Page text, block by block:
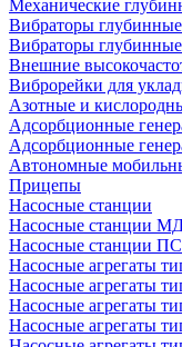
Механические
Вибраторы
Вибраторы
Внешние
Виброрейки для
Азотные и
Адсорбционные
Адсорбционные
Автономные
Прицепы
Насосные станции
Насосные станции
Насосные станции
Насосные агрегаты
Насосные агрегаты
Насосные агрегаты
Насосные агрегаты